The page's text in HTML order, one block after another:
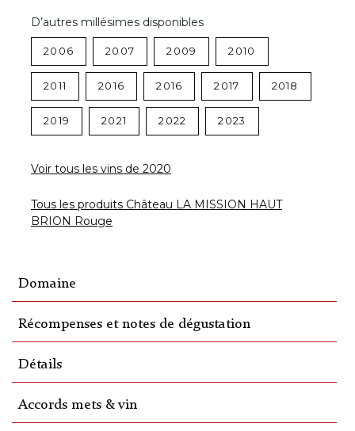
D’autres millésimes disponibles
2006 2007 2009 2010
2011 2016 2016 2017 2018
2019 2021 2022 2023
Voir tous les vins de 2020
Tous les produits Château LA MISSION HAUT
BRION Rouge
Domaine
Récompenses et notes de dégustation
Détails
Accords mets & vin